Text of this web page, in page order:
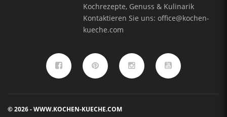
Kochrezepte, Genuss & Kulinarik
Kontaktieren Sie uns:office@kochen-
kueche.com
© 2026 - WWW.KOCHEN-KUECHE.COM